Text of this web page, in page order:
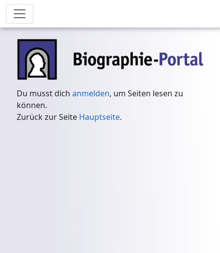
Du musst dichanmelden, um Seiten lesen zu
können.
Zurück zur Seite Hauptseite.